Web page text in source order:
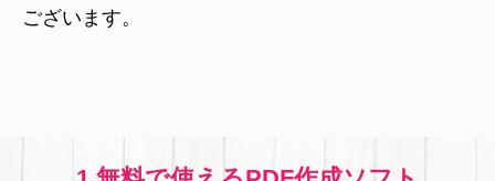
ございます。